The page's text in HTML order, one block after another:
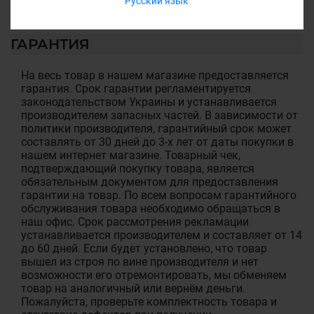
ГАРАНТИЯ
На весь товар в нашем магазине предоставляется
гарантия. Срок гарантии регламентируется
законодательством Украины и устанавливается
производителем запасных частей. В зависимости от
политики производителя, гарантийный срок может
составлять от 30 дней до 3-х лет от даты покупки в
нашем интернет магазине. Товарный чек,
подтверждающий покупку товара, является
обязательным документом для предоставления
гарантии на товар. По всем вопросам гарантийного
обслуживания товара необходимо обращаться в
наш офис. Срок рассмотрения рекламации
устанавливается производителем и составляет от 14
до 60 дней. Если будет установлено, что товар
вышел из строя по вине производителя и нет
возможности его отремонтировать, мы обменяем
товар на аналогичный или вернём деньги.
Пожалуйста, проверьте комплектность товара и